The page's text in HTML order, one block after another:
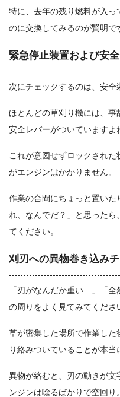
特に、去年の残り燃料が入っ
のに交換してみるのが賢明で
緊急停止装置および安
次にチェックするのは、安全
ほとんどの草刈り機には、
安全レバーがついていますよ
これが意図せずロックされ
がエンジンはかかりません。
作業の合間にちょっと置い
れ、なんでだ？」と思った
てください。
刈刃への異物巻き込み
「刃がなんだか重い…」「
の周りをよく見てみてくださ
草が密集した場所で作業し
り絡みついていることが本当
異物が絡むと、刃の動きが
ンジンは唸るばかりで空回り。